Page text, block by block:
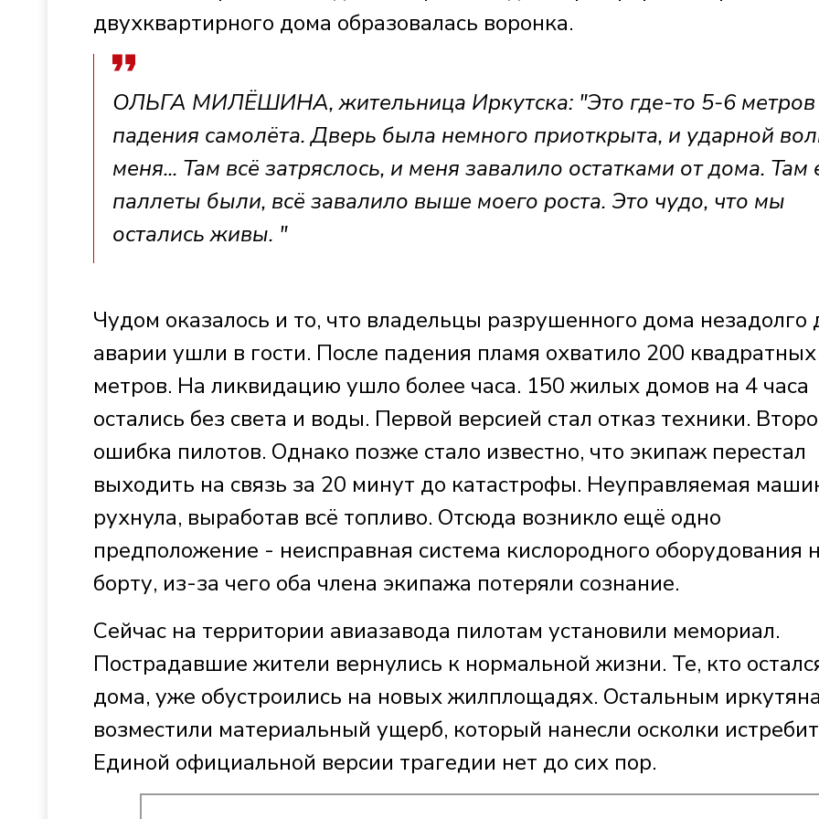
двухквартирного дома образовалась воронка.
ОЛЬГА МИЛЁШИНА, жительница Иркутска: "Это где-то 5-6 метров
падения самолёта. Дверь была немного приоткрыта, и ударной
меня... Там всё затряслось, и меня завалило остатками от дома. Там
паллеты были, всё завалило выше моего роста. Это чудо, что мы
остались живы. "
Чудом оказалось и то, что владельцы разрушенного дома незадолго
аварии ушли в гости. После падения пламя охватило 200 квадратных
метров. На ликвидацию ушло более часа. 150 жилых домов на 4 часа
остались без света и воды. Первой версией стал отказ техники.
ошибка пилотов. Однако позже стало известно, что экипаж перестал
выходить на связь за 20 минут до катастрофы. Неуправляемая
рухнула, выработав всё топливо. Отсюда возникло ещё одно
предположение - неисправная система кислородного оборудования
борту, из-за чего оба члена экипажа потеряли сознание.
Сейчас на территории авиазавода пилотам установили мемориал.
Пострадавшие жители вернулись к нормальной жизни. Те, кто
дома, уже обустроились на новых жилплощадях. Остальным
возместили материальный ущерб, который нанесли осколки
Единой официальной версии трагедии нет до сих пор.